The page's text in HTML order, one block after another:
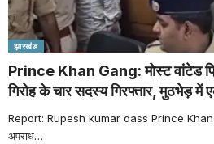
झारखंड
Prince Khan Gang: मोस्ट वांटेड
गिरोह के चार सदस्य गिरफ्तार, मुठभेड़ में
Report: Rupesh kumar dass Prince Khan
अपराध…